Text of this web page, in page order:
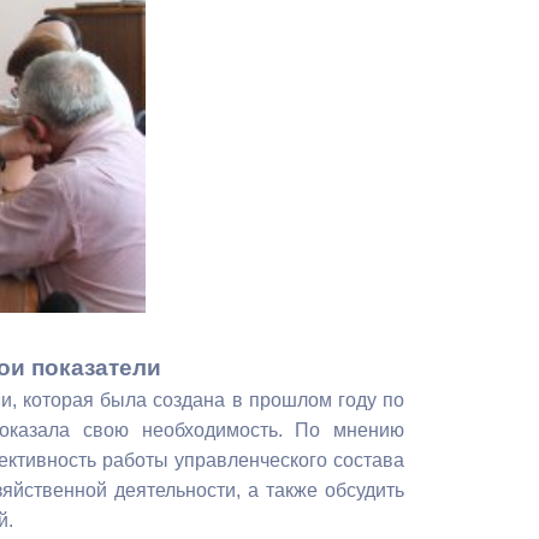
Противодействие коррупции
Градостроительная деятельность
Формирование комфортной
городской среды
Бюджет для граждан
Пространственные сведения
чрезвычайных ситуациях
Незаконное строительство
Информация финансового
органа
показатели
которая была создана в прошлом году по
свою необходимость. По мнению
работы управленческого состава
деятельности, а также обсудить